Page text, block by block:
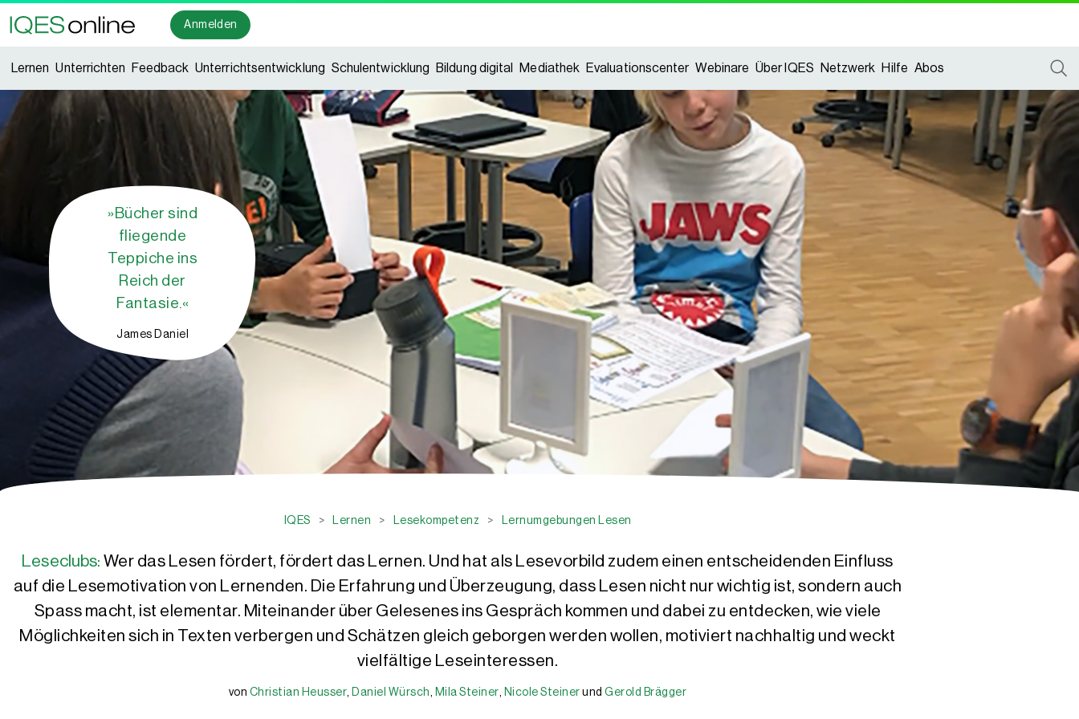
Anmelden
Lernen Unterrichten Feedback Unterrichtsentwicklung Schulentwicklung Bildung digital Mediathek Evaluationscenter Webinare Über IQES Netzwerk Hilfe Abos
»Bücher sind
fliegende
Teppiche ins
Reich der
Fantasie.«
James Daniel
IQES > Lernen > Lesekompetenz > Lernumgebungen Lesen
Leseclubs: Wer das Lesen fördert, fördert das Lernen. Und hat als Lesevorbild zudem einen entscheidenden Einfluss
auf die Lesemotivation von Lernenden. Die Erfahrung und Überzeugung, dass Lesen nicht nur wichtig ist, sondern auch
Spass macht, ist elementar. Miteinander über Gelesenes ins Gespräch kommen und dabei zu entdecken, wie viele
Möglichkeiten sich in Texten verbergen und Schätzen gleich geborgen werden wollen, motiviert nachhaltig und weckt
vielfältige Leseinteressen.
von Christian Heusser, Daniel Würsch, Mila Steiner, Nicole Steiner undGerold Brägger